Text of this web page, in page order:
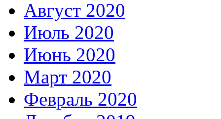
Август 2020
Июль 2020
Июнь 2020
Март 2020
Февраль 2020